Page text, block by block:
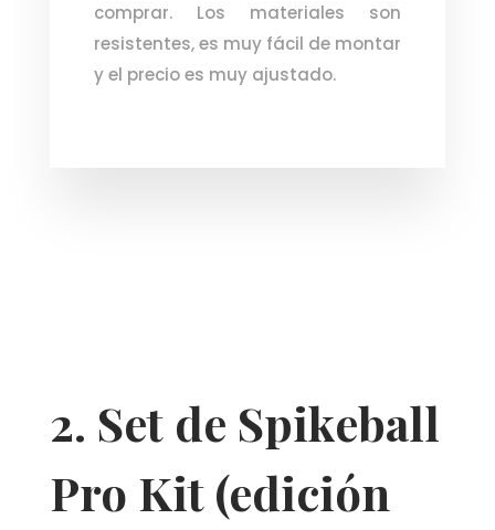
comprar. Los materiales son
resistentes, es muy fácil de montar
y el precio es muy ajustado.
2. Set de Spikeball
Pro Kit (edición